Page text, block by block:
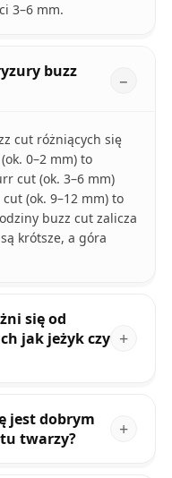
3–6 mm.
buzz
cut różniących się
0–2 mm) to
cut (ok. 3–6 mm)
(ok. 9–12 mm) to
buzz cut zalicza
krótsze, a góra
się od
jak jeżyk czy
jest dobrym
twarzy?